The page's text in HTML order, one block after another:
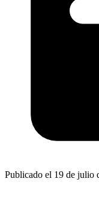
Publicado el 19 de julio